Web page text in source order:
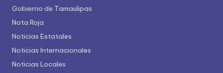
Gobierno de Tamaulipas
Nota Roja
Noticias Estatales
Noticias Internacionales
Noticias Locales